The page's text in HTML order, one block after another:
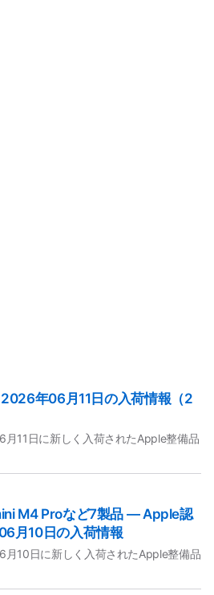
年06月11日の入荷情報（2
11日に新しく入荷されたApple整備品
M4 Proなど7製品 — Apple認
月10日の入荷情報
10日に新しく入荷されたApple整備品